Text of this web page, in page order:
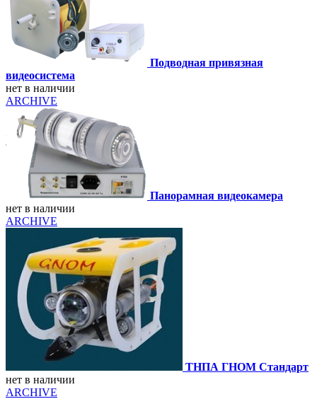
Подводная привязная
видеосистема
нет в наличии
ARCHIVE
Панорамная видеокамера
нет в наличии
ARCHIVE
ТНПА ГНОМ Стандарт
нет в наличии
ARCHIVE